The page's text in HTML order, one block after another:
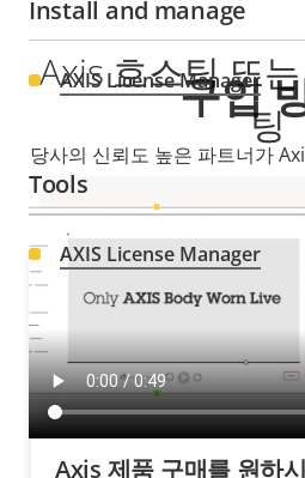
Axis 호스팅 또
팅
Install and manage
AXIS License Manager
Tools
AXIS License Manager
구입
당사의 신뢰도 높은 파트너가
Axis 제품 구매를 원하